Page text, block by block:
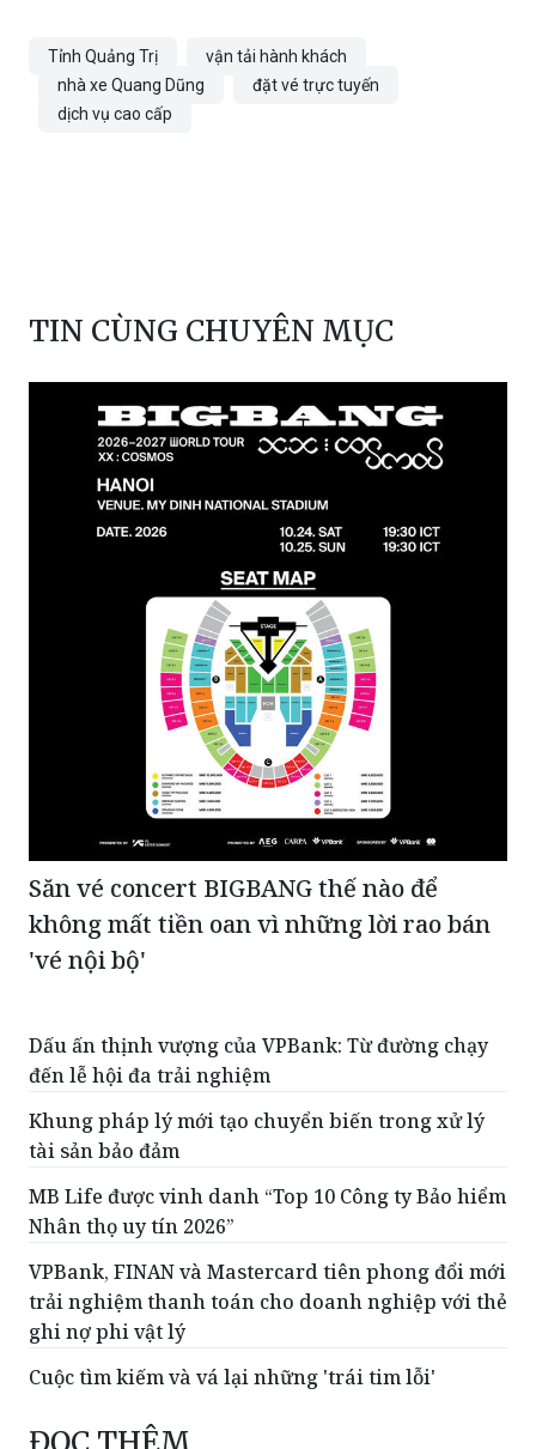
Tỉnh Quảng Trị
vận tải hành khách
nhà xe Quang Dũng
đặt vé trực tuyến
dịch vụ cao cấp
TIN CÙNG CHUYÊN MỤC
Săn vé concert BIGBANG thế nào để
không mất tiền oan vì những lời rao bán
'vé nội bộ'
Dấu ấn thịnh vượng của VPBank: Từ đường chạy
đến lễ hội đa trải nghiệm
Khung pháp lý mới tạo chuyển biến trong xử lý
tài sản bảo đảm
MB Life được vinh danh “Top 10 Công ty Bảo hiểm
Nhân thọ uy tín 2026”
VPBank, FINAN và Mastercard tiên phong đổi mới
trải nghiệm thanh toán cho doanh nghiệp với thẻ
ghi nợ phi vật lý
Cuộc tìm kiếm và vá lại những 'trái tim lỗi'